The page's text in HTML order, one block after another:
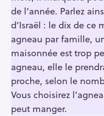
de l’année. Parlez
d’Israël : le dix de ce
agneau par famille,
maisonnée est trop
agneau, elle le
proche, selon le
Vous choisirez
peut manger.